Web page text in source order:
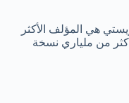
هي المؤلف الأكثر
من ملياري نسخة